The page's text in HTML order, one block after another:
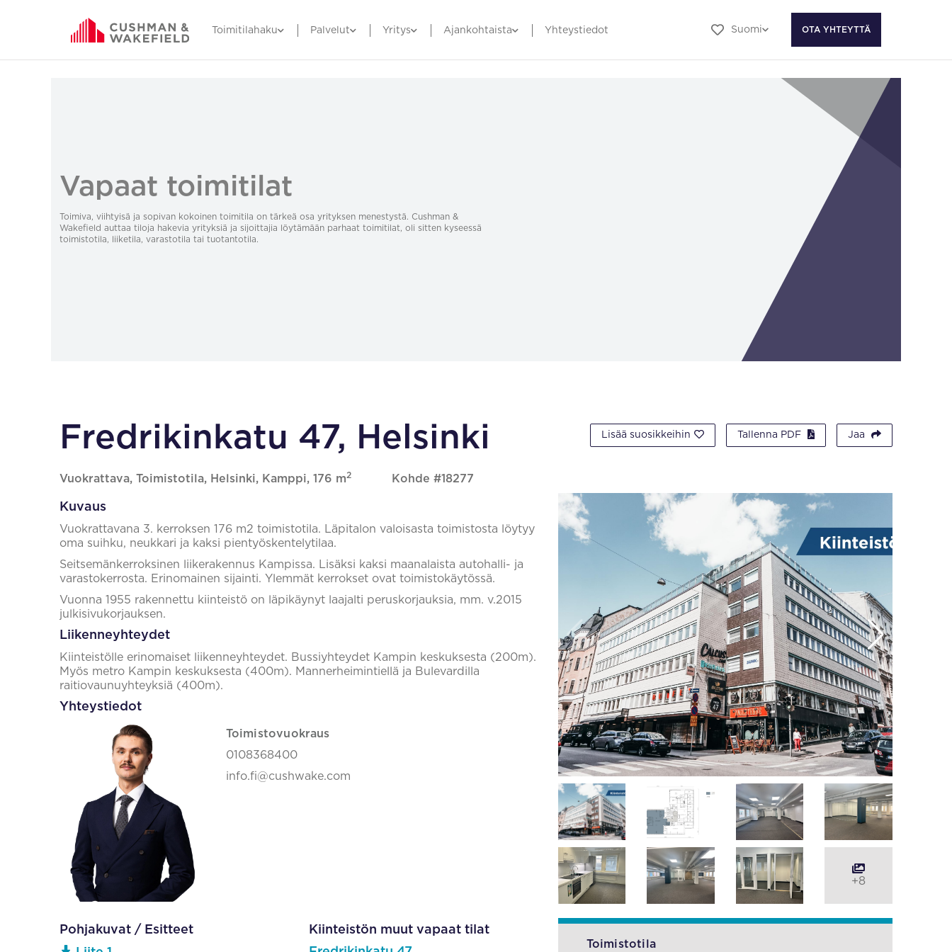
Toimitilahaku Palvelut Yritys Ajankohtaista Yhteystiedot Suomi OTA YHTEYTTÄ
Vapaat toimitilat
Toimiva, viihtyisä ja sopivan kokoinen toimitila on tärkeä osa yrityksen menestystä. Cushman &
Wakefield auttaa tiloja hakevia yrityksiä ja sijoittajia löytämään parhaat toimitilat, oli sitten kyseessä
toimistotila, liiketila, varastotila tai tuotantotila.
Fredrikinkatu 47, Helsinki
Vuokrattava, Toimistotila, Helsinki, Kamppi, 176 m2 Kohde #18277
Lisää suosikkeihin Tallenna PDF Jaa
Kuvaus
Vuokrattavana 3. kerroksen 176 m2 toimistotila. Läpitalon valoisasta toimistosta löytyy
oma suihku, neukkari ja kaksi pientyöskentelytilaa.
Seitsemänkerroksinen liikerakennus Kampissa. Lisäksi kaksi maanalaista autohalli- ja
varastokerrosta. Erinomainen sijainti. Ylemmät kerrokset ovat toimistokäytössä.
Vuonna 1955 rakennettu kiinteistö on läpikäynyt laajalti peruskorjauksia, mm. v.2015
julkisivukorjauksen.
Liikenneyhteydet
Kiinteistölle erinomaiset liikenneyhteydet. Bussiyhteydet Kampin keskuksesta (200m).
Myös metro Kampin keskuksesta (400m). Mannerheimintiellä ja Bulevardilla
raitiovaunuyhteyksiä (400m).
Yhteystiedot
Toimistovuokraus
0108368400
info.fi@cushwake.com
Pohjakuvat / Esitteet
Kiinteistön muut vapaat tilat
+8
Toimistotila